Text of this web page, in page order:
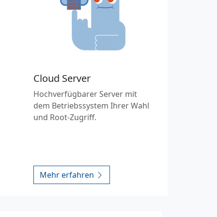
Cloud Server
Hochverfügbarer Server mit
dem Betriebssystem Ihrer Wahl
und Root-Zugriff.
Mehr erfahren